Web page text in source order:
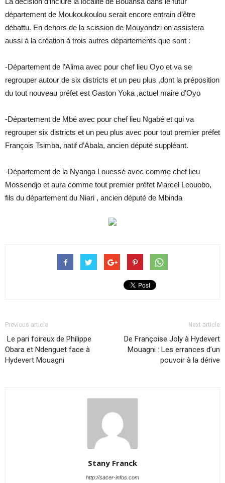
département de Moukoukoulou serait encore entrain d’être
débattu. En dehors de la scission de Mouyondzi on assistera
aussi à la création à trois autres départements que sont :
-Département de l’Alima avec pour chef lieu Oyo et va se
regrouper autour de six districts et un peu plus ,dont la préposition
du tout nouveau préfet est Gaston Yoka ,actuel maire d’Oyo
-Département de Mbé avec pour chef lieu Ngabé et qui va
regrouper six districts et un peu plus avec pour tout premier préfet
François Tsimba, natif d’Abala, ancien député suppléant.
-Département de la Nyanga Louessé avec comme chef lieu
Mossendjo et aura comme tout premier préfet Marcel Leouobo,
fils du département du Niari , ancien député de Mbinda
Previous article
Le pari foireux de Philippe
Obara et Ndenguet face à
Hydevert Mouagni
Next article
De Françoise Joly à Hydevert
Mouagni : Les errances d’un
pouvoir à la dérive
Stany Franck
http://sacer-infos.com